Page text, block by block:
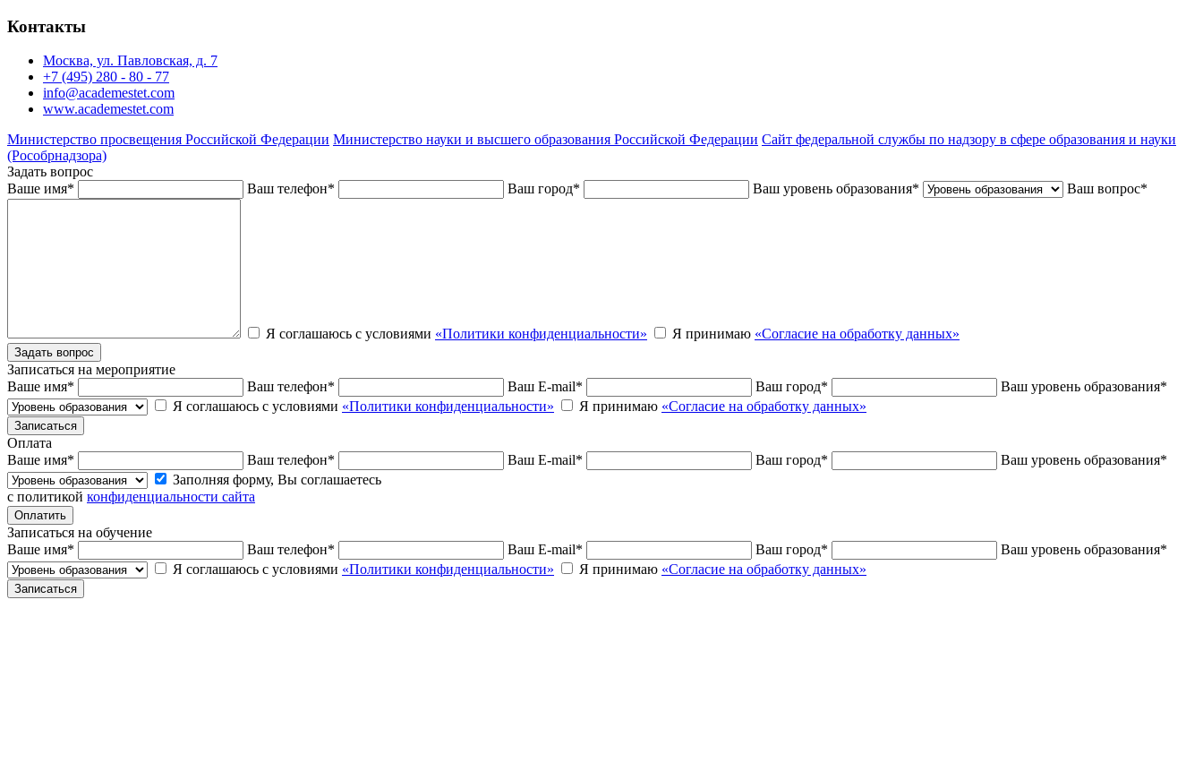
Контакты
Москва, ул. Павловская, д. 7
+7 (495) 280 - 80 - 77
info@academestet.com
www.academestet.com
Министерство просвещения Российской Федерации Министерство науки и высшего образования Российской Федерации Сайт федеральной службы по надзору в сфере образования и науки
(Рособрнадзора)
Задать вопрос
Ваше имя* Ваш телефон* Ваш город* Ваш уровень образования* Ваш вопрос*
Я соглашаюсь с условиями «Политики конфиденциальности» Я принимаю «Согласие на обработку данных»
Записаться на мероприятие
Ваше имя* Ваш телефон* Ваш E-mail* Ваш город* Ваш уровень образования*
Я соглашаюсь с условиями «Политики конфиденциальности» Я принимаю «Согласие на обработку данных»
Оплата
Ваше имя* Ваш телефон* Ваш E-mail* Ваш город* Ваш уровень образования*
Заполняя форму, Вы соглашаетесь
с политикой конфиденциальности сайта
Записаться на обучение
Ваше имя* Ваш телефон* Ваш E-mail* Ваш город* Ваш уровень образования*
Я соглашаюсь с условиями «Политики конфиденциальности» Я принимаю «Согласие на обработку данных»